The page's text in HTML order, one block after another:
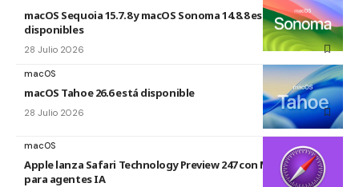
macOS Sequoia 15.7.8 y macOS Sonoma 14.8.8 están
disponibles
28 Julio 2026
macOS
macOS Tahoe 26.6 está disponible
28 Julio 2026
macOS
Apple lanza Safari Technology Preview 247 con MCP Server
para agentes IA